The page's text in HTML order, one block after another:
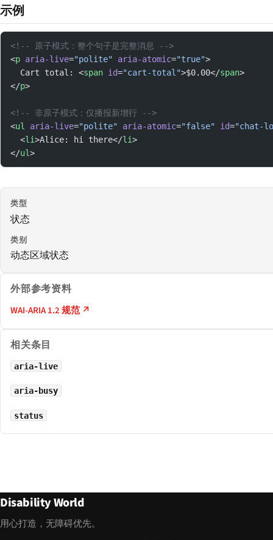
示例
<!-- 原子模式：整个句子是完整消息 -->
<p aria-live="polite" aria-atomic="true">
  Cart total: <
span id="cart-total">$0.00</span>
</p>
<!-- 非原子模式：仅播报新增行 -->
<ul aria-live="polite" aria-atomic="false" id="chat-
  <
li>Alice: hi there</li>
</ul>
类型
状态
类别
动态区域状态
外部参考资料
WAI-ARIA 1.2 规范 ↗
相关条目
aria-live
aria-busy
status
Disability World
用心打造，无障碍优先。